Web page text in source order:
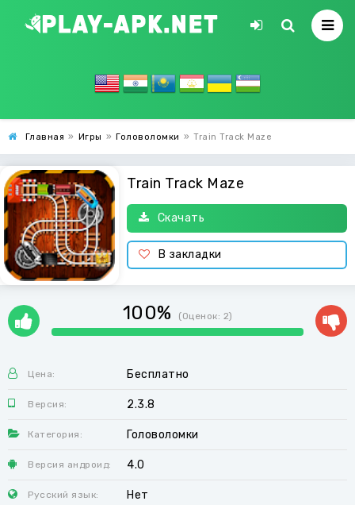
Главная » Игры » Головоломки » Train Track Maze
Train Track Maze
Скачать
В закладки
100% (Оценок: 2)
Цена: Бесплатно
Версия: 2.3.8
Категория: Головоломки
Версия андроид: 4.0
Русский язык: Нет